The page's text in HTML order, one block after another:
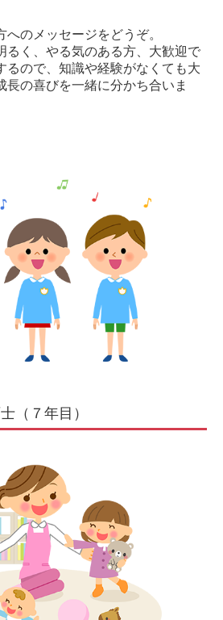
へのメッセージをどうぞ。
るく、やる気のある方、大歓迎で
るので、知識や経験がなくても大
長の喜びを一緒に分かち合いま
（７年目）